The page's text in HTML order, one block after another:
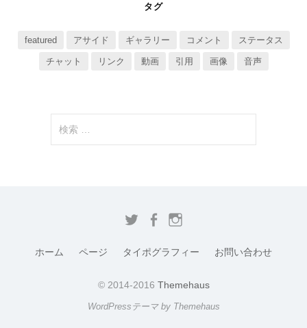
タグ
featured アサイド ギャラリー コメント ステータス
チャット リンク 動画 引用 画像 音声
c
o
s
g
ホーム ページ タイポグラフィー お問い合わせ
© 2014-2016 Themehaus
WordPressテーマ by Themehaus